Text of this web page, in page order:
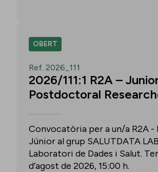
OBERT
Ref. 2026_111
2026/111:1 R2A –
Postdoctoral
Convocatòria per a un/a R2A -
Júnior al grup SALUTDATA
Laboratori de Dades i Salut.
d’agost de 2026, 15:00 h.